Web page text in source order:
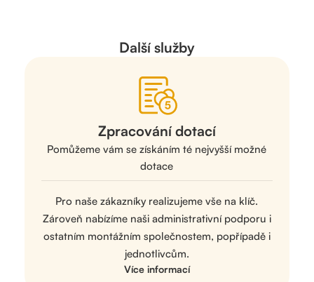
Další služby
Zpracování dotací
Pomůžeme vám se získáním té nejvyšší možné
dotace
Pro naše zákazníky realizujeme vše na klíč.
Zároveň nabízíme naši administrativní podporu i
ostatním montážním společnostem, popřípadě i
jednotlivcům.
Více informací